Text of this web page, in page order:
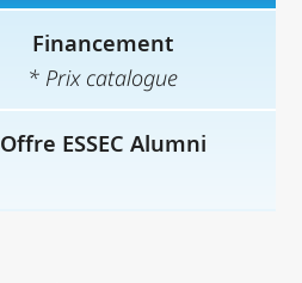
Financement
* Prix catalogue
Offre ESSEC Alumni